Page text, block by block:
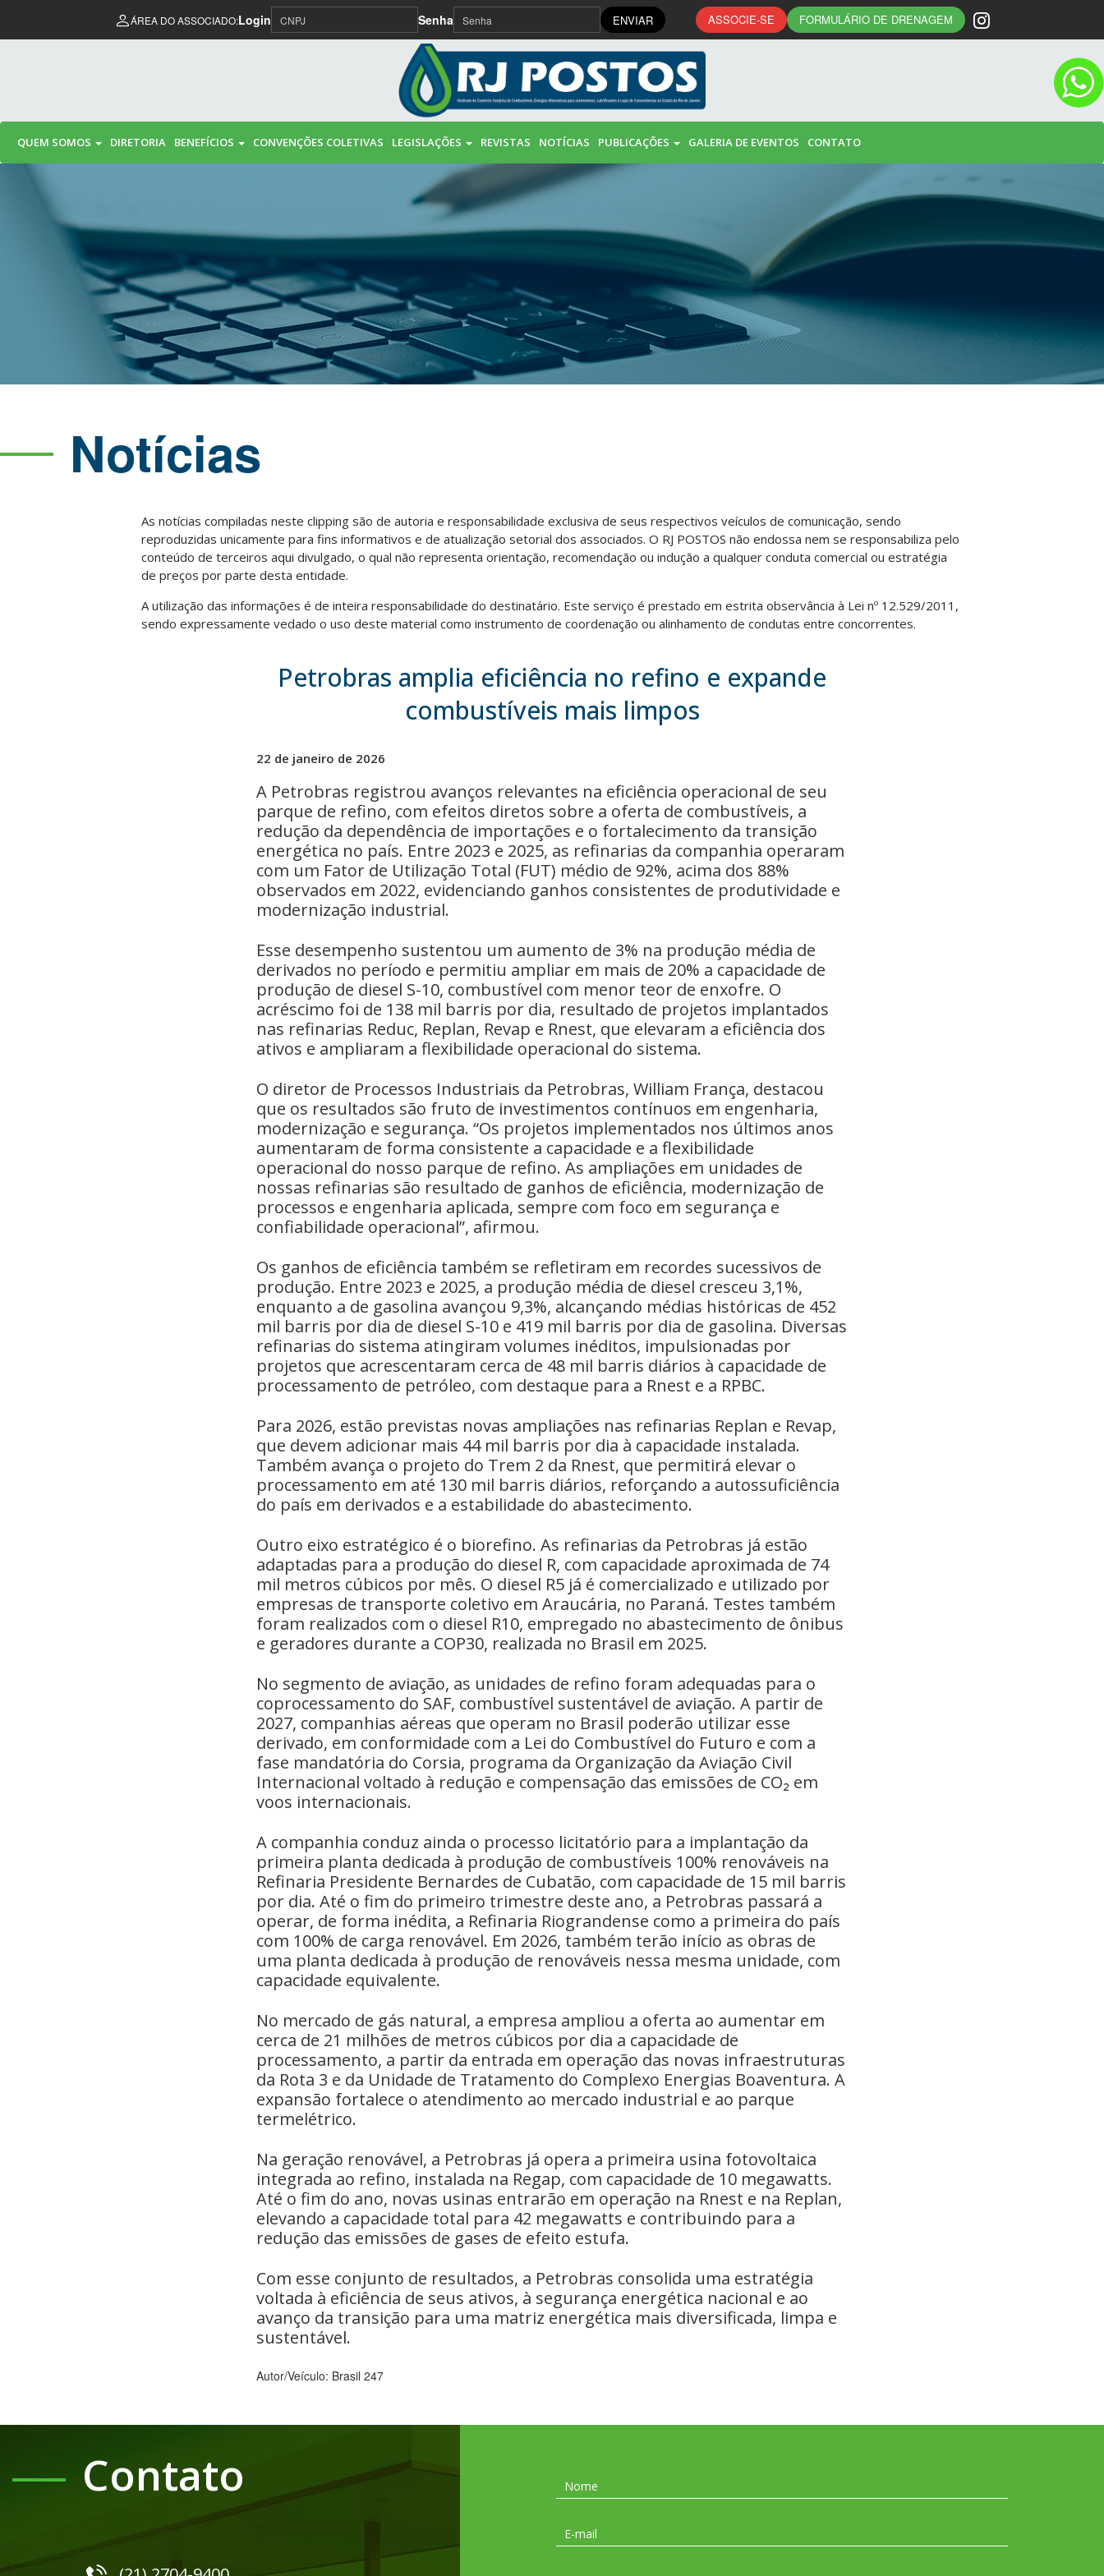
Pular para o conteúdoÁREA DO ASSOCIADO:Login Senha ENVIAR ASSOCIE-SE FORMULÁRIO DE DRENAGEM
QUEM SOMOS DIRETORIA BENEFÍCIOS CONVENÇÕES COLETIVAS LEGISLAÇÕES REVISTAS NOTÍCIAS PUBLICAÇÕES GALERIA DE EVENTOS CONTATO
Notícias
As notícias compiladas neste clipping são de autoria e responsabilidade exclusiva de seus respectivos veículos de comunicação, sendo
reproduzidas unicamente para fins informativos e de atualização setorial dos associados. O RJ POSTOS não endossa nem se responsabiliza pelo
conteúdo de terceiros aqui divulgado, o qual não representa orientação, recomendação ou indução a qualquer conduta comercial ou estratégia
de preços por parte desta entidade.
A utilização das informações é de inteira responsabilidade do destinatário. Este serviço é prestado em estrita observância à Lei nº 12.529/2011,
sendo expressamente vedado o uso deste material como instrumento de coordenação ou alinhamento de condutas entre concorrentes.
Petrobras amplia eficiência no refino e expande
combustíveis mais limpos
22 de janeiro de 2026
A Petrobras registrou avanços relevantes na eficiência operacional de seu
parque de refino, com efeitos diretos sobre a oferta de combustíveis, a
redução da dependência de importações e o fortalecimento da transição
energética no país. Entre 2023 e 2025, as refinarias da companhia operaram
com um Fator de Utilização Total (FUT) médio de 92%, acima dos 88%
observados em 2022, evidenciando ganhos consistentes de produtividade e
modernização industrial.
Esse desempenho sustentou um aumento de 3% na produção média de
derivados no período e permitiu ampliar em mais de 20% a capacidade de
produção de diesel S-10, combustível com menor teor de enxofre. O
acréscimo foi de 138 mil barris por dia, resultado de projetos implantados
nas refinarias Reduc, Replan, Revap e Rnest, que elevaram a eficiência dos
ativos e ampliaram a flexibilidade operacional do sistema.
O diretor de Processos Industriais da Petrobras, William França, destacou
que os resultados são fruto de investimentos contínuos em engenharia,
modernização e segurança. “Os projetos implementados nos últimos anos
aumentaram de forma consistente a capacidade e a flexibilidade
operacional do nosso parque de refino. As ampliações em unidades de
nossas refinarias são resultado de ganhos de eficiência, modernização de
processos e engenharia aplicada, sempre com foco em segurança e
confiabilidade operacional”, afirmou.
Os ganhos de eficiência também se refletiram em recordes sucessivos de
produção. Entre 2023 e 2025, a produção média de diesel cresceu 3,1%,
enquanto a de gasolina avançou 9,3%, alcançando médias históricas de 452
mil barris por dia de diesel S-10 e 419 mil barris por dia de gasolina. Diversas
refinarias do sistema atingiram volumes inéditos, impulsionadas por
projetos que acrescentaram cerca de 48 mil barris diários à capacidade de
processamento de petróleo, com destaque para a Rnest e a RPBC.
Para 2026, estão previstas novas ampliações nas refinarias Replan e Revap,
que devem adicionar mais 44 mil barris por dia à capacidade instalada.
Também avança o projeto do Trem 2 da Rnest, que permitirá elevar o
processamento em até 130 mil barris diários, reforçando a autossuficiência
do país em derivados e a estabilidade do abastecimento.
Outro eixo estratégico é o biorefino. As refinarias da Petrobras já estão
adaptadas para a produção do diesel R, com capacidade aproximada de 74
mil metros cúbicos por mês. O diesel R5 já é comercializado e utilizado por
empresas de transporte coletivo em Araucária, no Paraná. Testes também
foram realizados com o diesel R10, empregado no abastecimento de ônibus
e geradores durante a COP30, realizada no Brasil em 2025.
No segmento de aviação, as unidades de refino foram adequadas para o
coprocessamento do SAF, combustível sustentável de aviação. A partir de
2027, companhias aéreas que operam no Brasil poderão utilizar esse
derivado, em conformidade com a Lei do Combustível do Futuro e com a
fase mandatória do Corsia, programa da Organização da Aviação Civil
Internacional voltado à redução e compensação das emissões de CO₂ em
voos internacionais.
A companhia conduz ainda o processo licitatório para a implantação da
primeira planta dedicada à produção de combustíveis 100% renováveis na
Refinaria Presidente Bernardes de Cubatão, com capacidade de 15 mil barris
por dia. Até o fim do primeiro trimestre deste ano, a Petrobras passará a
operar, de forma inédita, a Refinaria Riograndense como a primeira do país
com 100% de carga renovável. Em 2026, também terão início as obras de
uma planta dedicada à produção de renováveis nessa mesma unidade, com
capacidade equivalente.
No mercado de gás natural, a empresa ampliou a oferta ao aumentar em
cerca de 21 milhões de metros cúbicos por dia a capacidade de
processamento, a partir da entrada em operação das novas infraestruturas
da Rota 3 e da Unidade de Tratamento do Complexo Energias Boaventura. A
expansão fortalece o atendimento ao mercado industrial e ao parque
termelétrico.
Na geração renovável, a Petrobras já opera a primeira usina fotovoltaica
integrada ao refino, instalada na Regap, com capacidade de 10 megawatts.
Até o fim do ano, novas usinas entrarão em operação na Rnest e na Replan,
elevando a capacidade total para 42 megawatts e contribuindo para a
redução das emissões de gases de efeito estufa.
Com esse conjunto de resultados, a Petrobras consolida uma estratégia
voltada à eficiência de seus ativos, à segurança energética nacional e ao
avanço da transição para uma matriz energética mais diversificada, limpa e
sustentável.
Autor/Veículo: Brasil 247
Contato